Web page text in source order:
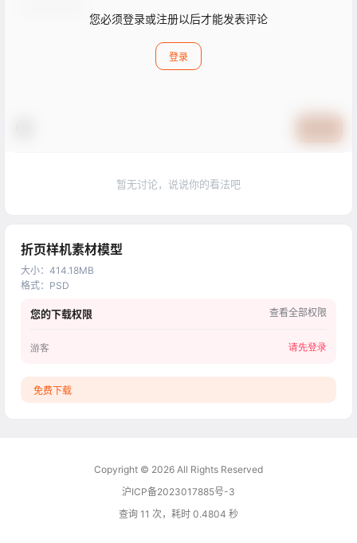
您必须登录或注册以后才能发表评论
登录
暂无讨论，说说你的看法吧
折页样机素材模型
大小： 414.18MB
格式： PSD
您的下载权限 查看全部权限
游客 请先登录
免费下载
Copyright © 2026 All Rights Reserved
沪ICP备2023017885号-3
查询 11 次，耗时 0.4804 秒